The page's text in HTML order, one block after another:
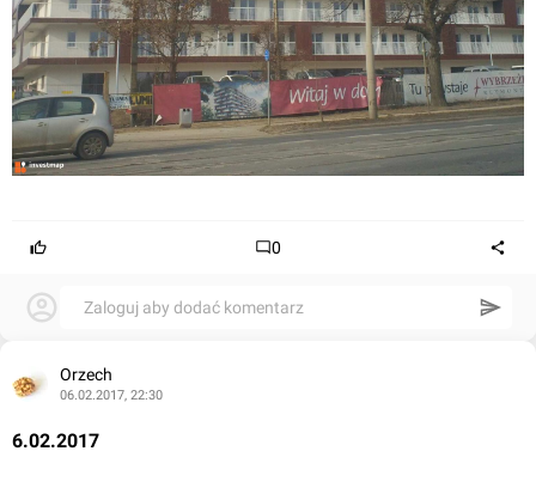
0
Zaloguj aby dodać komentarz
Orzech
06.02.2017, 22:30
6.02.2017